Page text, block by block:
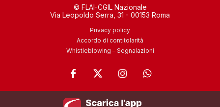
© FLAI-CGIL Nazionale
Via Leopoldo Serra, 31 - 00153 Roma
Privacy policy
Accordo di contitolarità
Whistleblowing – Segnalazioni